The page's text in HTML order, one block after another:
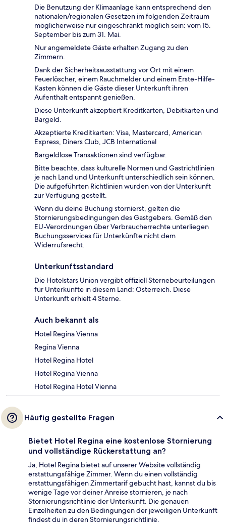
Die Benutzung der Klimaanlage kann entsprechend den
nationalen/regionalen Gesetzen im folgenden Zeitraum
möglicherweise nur eingeschränkt möglich sein: vom 15.
September bis zum 31. Mai.
Nur angemeldete Gäste erhalten Zugang zu den
Zimmern.
Dank der Sicherheitsausstattung vor Ort mit einem
Feuerlöscher, einem Rauchmelder und einem Erste-Hilfe-
Kasten können die Gäste dieser Unterkunft ihren
Aufenthalt entspannt genießen.
Diese Unterkunft akzeptiert Kreditkarten, Debitkarten und
Bargeld.
Akzeptierte Kreditkarten: Visa, Mastercard, American
Express, Diners Club, JCB International
Bargeldlose Transaktionen sind verfügbar.
Bitte beachte, dass kulturelle Normen und Gastrichtlinien
je nach Land und Unterkunft unterschiedlich sein können.
Die aufgeführten Richtlinien wurden von der Unterkunft
zur Verfügung gestellt.
Wenn du deine Buchung stornierst, gelten die
Stornierungsbedingungen des Gastgebers. Gemäß den
EU-Verordnungen über Verbraucherrechte unterliegen
Buchungsservices für Unterkünfte nicht dem
Widerrufsrecht.
Unterkunftsstandard
Die Hotelstars Union vergibt offiziell Sternebeurteilungen
für Unterkünfte in diesem Land: Österreich. Diese
Unterkunft erhielt 4 Sterne.
Auch bekannt als
Hotel Regina Vienna
Regina Vienna
Hotel Regina Hotel
Hotel Regina Vienna
Hotel Regina Hotel Vienna
Häufig gestellte Fragen
Bietet Hotel Regina eine kostenlose Stornierung
und vollständige Rückerstattung an?
Ja, Hotel Regina bietet auf unserer Website vollständig
erstattungsfähige Zimmer. Wenn du einen vollständig
erstattungsfähigen Zimmertarif gebucht hast, kannst du bis
wenige Tage vor deiner Anreise stornieren, je nach
Stornierungsrichtlinie der Unterkunft. Die genauen
Einzelheiten zu den Bedingungen der jeweiligen Unterkunft
findest du in deren Stornierungsrichtlinie.